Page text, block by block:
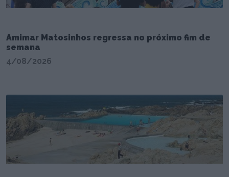
Amimar Matosinhos regressa no próximo fim de
semana
4/08/2026